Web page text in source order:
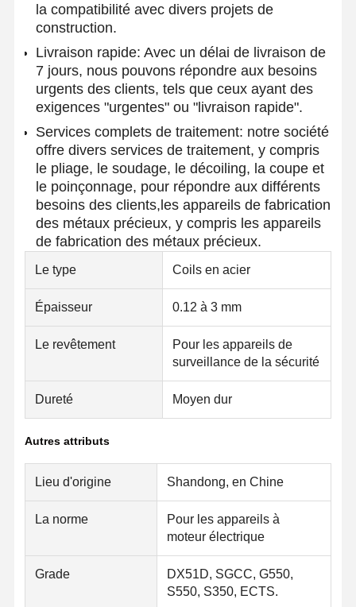
Aperçu Produits
A Propos De
Nous
Visite D'usine
Contrôle De
Nouvelles
Tuyaux d'acier sans couture
Pièces en acier de précision
Des bobines galvanisées
Bobines laminées à chaud
D'une épaisseur n'excédant pas 1 mm
la compatibilité avec divers projets de
construction.
Livraison rapide: Avec un délai de livraison de
7 jours, nous pouvons répondre aux besoins
urgents des clients, tels que ceux ayant des
exigences "urgentes" ou "livraison rapide".
Services complets de traitement: notre société
offre divers services de traitement, y compris
le pliage, le soudage, le décoiling, la coupe et
le poinçonnage, pour répondre aux différents
besoins des clients,les appareils de fabrication
des métaux précieux, y compris les appareils
de fabrication des métaux précieux.
Le type Coils en acier
Épaisseur 0.12 à 3 mm
Le revêtement
Pour les appareils de
surveillance de la sécurité
Dureté Moyen dur
Autres attributs
Lieu d'origine Shandong, en Chine
La norme
Pour les appareils à
moteur électrique
Grade
DX51D, SGCC, G550,
S550, S350, ECTS.